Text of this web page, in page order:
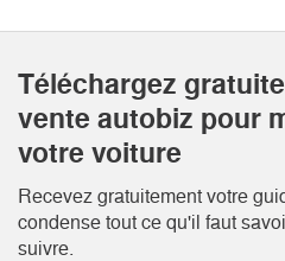
Téléchargez
vente autobiz pour
votre voiture
Recevez gratuitement votre
condense tout ce qu'il faut
suivre.